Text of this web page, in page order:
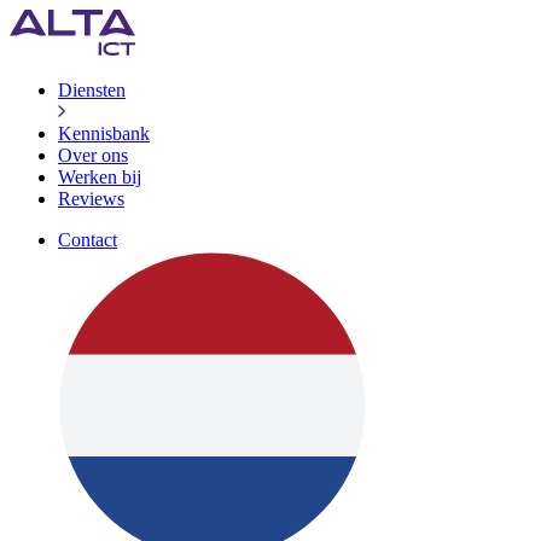
Diensten
Kennisbank
Over ons
Werken bij
Reviews
Contact